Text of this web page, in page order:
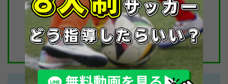
大事な情報を見逃さずにチェック！